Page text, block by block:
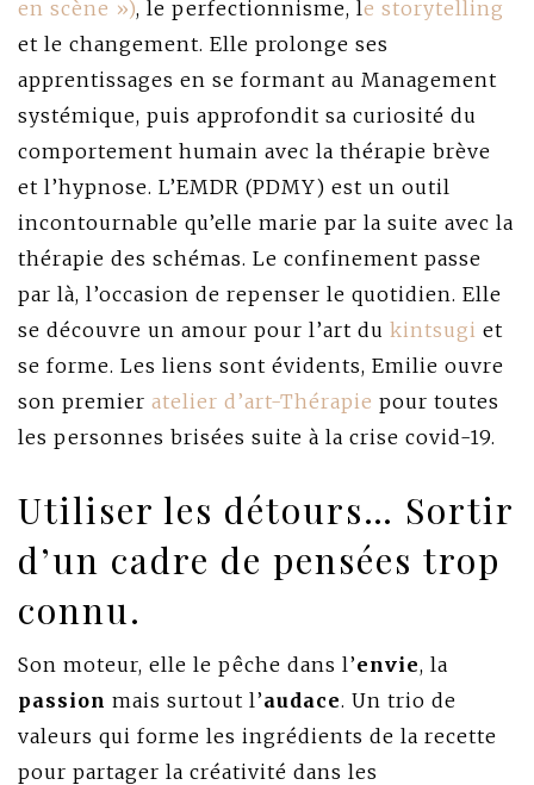
en scène »), le perfectionnisme, le storytelling
et le changement. Elle prolonge ses
apprentissages en se formant au Management
systémique, puis approfondit sa curiosité du
comportement humain avec la thérapie brève
et l’hypnose. L’EMDR (PDMY) est un outil
incontournable qu’elle marie par la suite avec la
thérapie des schémas. Le confinement passe
par là, l’occasion de repenser le quotidien. Elle
se découvre un amour pour l’art du kintsugi et
se forme. Les liens sont évidents, Emilie ouvre
son premier atelier d’art-Thérapie pour toutes
les personnes brisées suite à la crise covid-19.
Utiliser les détours… Sortir
d’un cadre de pensées trop
connu.
Son moteur, elle le pêche dans l’envie, la
passion mais surtout l’audace. Un trio de
valeurs qui forme les ingrédients de la recette
pour partager la créativité dans les